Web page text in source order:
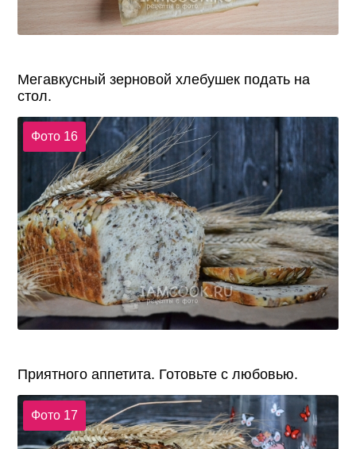
Мегавкусный зерновой хлебушек подать на
стол.
Фото 16
Приятного аппетита. Готовьте с любовью.
Фото 17